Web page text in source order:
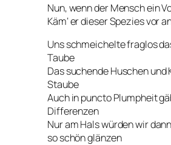
Nun, wenn der Mensch ein
Käm‘ er dieser Spezies vor
Uns schmeichelte fraglos
Taube
Das suchende Huschen und
Staube
Auch in puncto Plumpheit
Differenzen
Nur am Hals würden wir
so schön glänzen